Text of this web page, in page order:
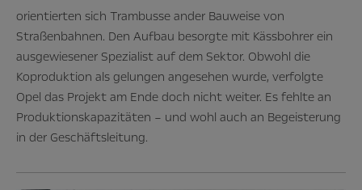
orientierten sich Trambusse ander Bauweise von
Straßenbahnen. Den Aufbau besorgte mit Kässbohrer ein
ausgewiesener Spezialist auf dem Sektor. Obwohl die
Koproduktion als gelungen angesehen wurde, verfolgte
Opel das Projekt am Ende doch nicht weiter. Es fehlte an
Produktionskapazitäten – und wohl auch an Begeisterung
in der Geschäftsleitung.